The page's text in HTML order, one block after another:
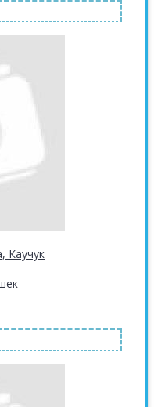
Каучук